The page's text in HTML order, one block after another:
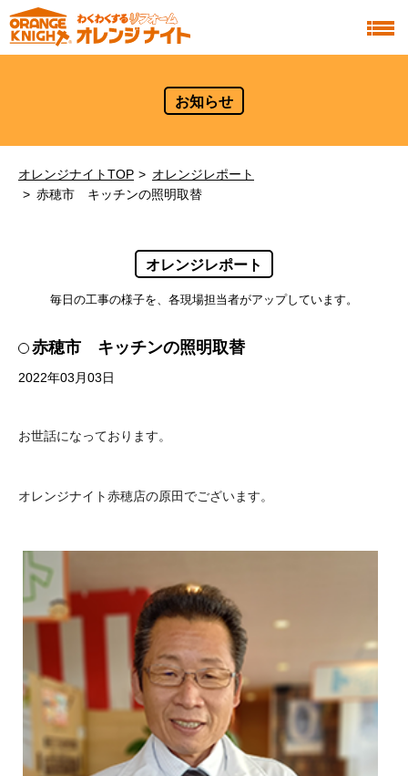
お知らせ
オレンジナイトTOP
オレンジレポート
赤穂市 キッチンの照明取替
オレンジレポート
毎日の工事の様子を、各現場担当者がアップしています。
赤穂市 キッチンの照明取替
2022年03月03日
お世話になっております。
オレンジナイト赤穂店の原田でございます。